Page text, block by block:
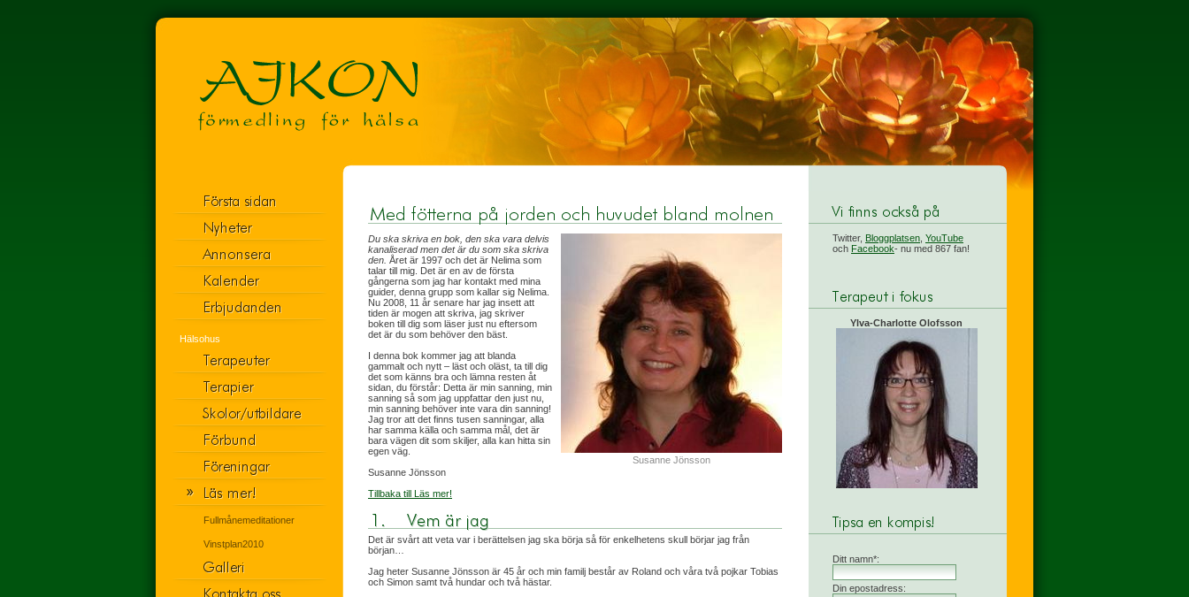
Hälsohus
Fullmånemeditationer
Vinstplan2010
Susanne Jönsson
Du ska skriva en bok, den ska vara delvis
kanaliserad men det är du som ska skriva
den. Året är 1997 och det är Nelima som
talar till mig. Det är en av de första
gångerna som jag har kontakt med mina
guider, denna grupp som kallar sig Nelima.
Nu 2008, 11 år senare har jag insett att
tiden är mogen att skriva, jag skriver
boken till dig som läser just nu eftersom
det är du som behöver den bäst.
I denna bok kommer jag att blanda
gammalt och nytt – läst och oläst, ta till dig
det som känns bra och lämna resten åt
sidan, du förstår: Detta är min sanning, min
sanning så som jag uppfattar den just nu,
min sanning behöver inte vara din sanning!
Jag tror att det finns tusen sanningar, alla
har samma källa och samma mål, det är
bara vägen dit som skiljer, alla kan hitta sin
egen väg.
Susanne Jönsson
Tillbaka till Läs mer!
Det är svårt att veta var i berättelsen jag ska börja så för enkelhetens skull börjar jag från
början…
Jag heter Susanne Jönsson är 45 år och min familj består av Roland och våra två pojkar Tobias
och Simon samt två hundar och två hästar.
Twitter, Bloggplatsen YouTube
och Facebook- nu med 867 fan!
Ylva-Charlotte Olofsson
Ditt namn*:
Din epostadress: